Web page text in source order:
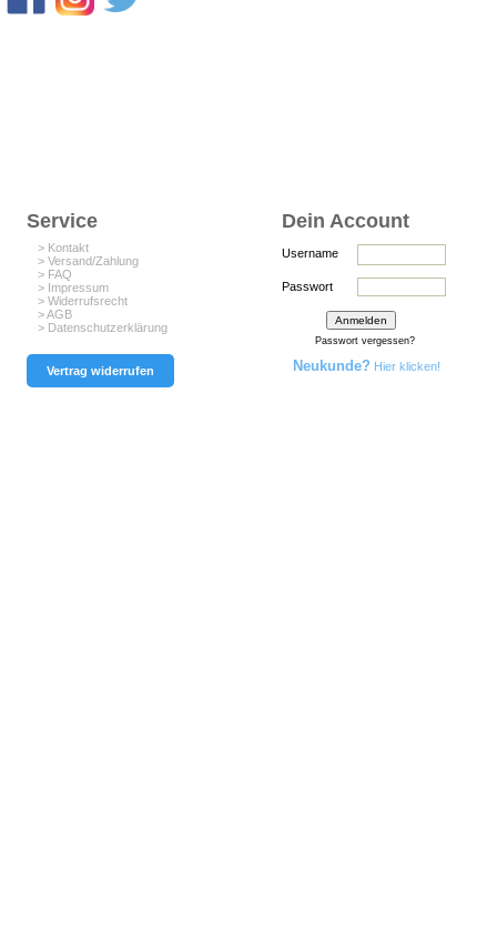
Service
> Kontakt
> Versand/Zahlung
> FAQ
> Impressum
> Widerrufsrecht
> AGB
> Datenschutzerklärung
Vertrag widerrufen
Dein Account
Username
Passwort
Passwort vergessen?
Neukunde? Hier klicken!